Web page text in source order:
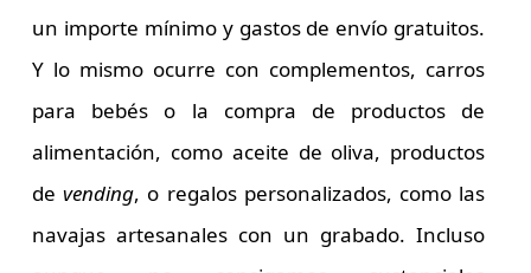
un importe mínimo y gastos de envío gratuitos.
Y lo mismo ocurre con complementos, carros
para bebés o la compra de productos de
alimentación, como aceite de oliva, productos
devending, o regalos personalizados, como las
navajas artesanalescon un grabado. Incluso